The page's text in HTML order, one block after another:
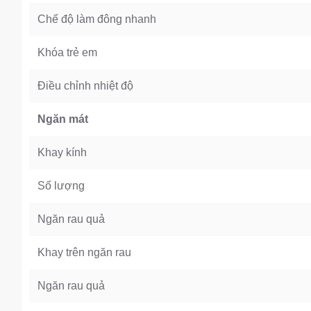
Chế độ làm đông nhanh
Khóa trẻ em
Điều chỉnh nhiệt độ
Ngăn mát
Khay kính
Số lượng
Ngăn rau quả
Khay trên ngăn rau
Ngăn rau quả